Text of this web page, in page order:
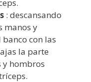
: descansando
manos y
con las
la parte
y hombros